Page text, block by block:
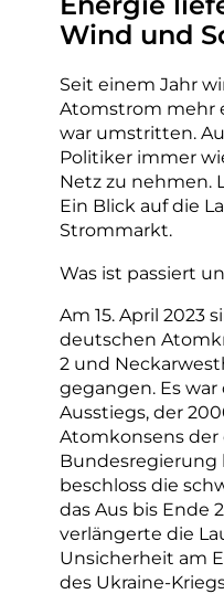
Wind und
Seit einem Jahr
Atomstrom mehr
war umstritten.
Politiker immer
Netz zu nehmen.
Ein Blick auf die
Strommarkt.
Was ist passiert
Am 15. April 2023
deutschen
2 und
gegangen. Es
Ausstiegs, der
Atomkonsens
Bundesregierung
beschloss die
das Aus bis Ende
verlängerte die
Unsicherheit am
des Ukraine-